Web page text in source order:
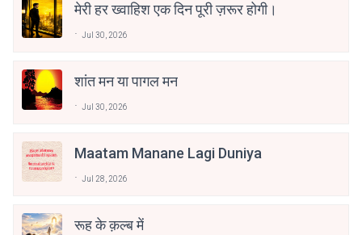
मेरी हर ख्वाहिश एक दिन पूरी ज़रूर होगी।
Jul 30, 2026
शांत मन या पागल मन
Jul 30, 2026
Maatam Manane Lagi Duniya
Jul 28, 2026
रूह के क़ल्ब में